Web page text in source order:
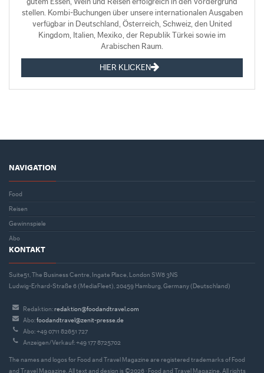
gutem Essen, Wein und Reisen erfolgreich in den Vordergrund
stellen. Kombi-Buchungen über unsere internationalen Ausgaben
verfügbar in Deutschland, Österreich, Schweiz, den United
Kingdom, Italien, Mexiko, der Republik Türkei sowie im
Arabischen Raum.
HIER KLICKEN
NAVIGATION
Food
Reisen
Gewinnspiele
Abo
KONTAKT
Suite51, The Business Centre, Ingate Place, London SW8 3NS
Ludwig-Erhard-Straße 6 (MediaFleet), 20459 Hamburg, Germany (Deutschland)
Redaktion:redaktion@foodandtravel.com
Abo:foodandtravel@zenit-presse.de
Abo: +49 0711 82651 727
Anzeigen/Verkauf: +49 177 8725702
The names and logos for Food and Travel Magazine are registered trademarks of Food
and Travel Magazine. All text and design is ©2026 · Food and Travel Magazine. All rights